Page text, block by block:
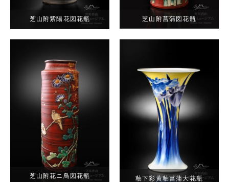
芝山附紫陽花図花瓶 芝山附菖蒲図花瓶
芝山附花ニ鳥図花瓶 釉下彩黄釉菖蒲大花瓶